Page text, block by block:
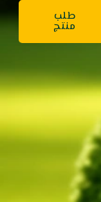
طلب
منتج